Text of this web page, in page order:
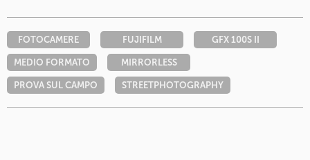
FOTOCAMERE FUJIFILM GFX 100S II
MEDIO FORMATO MIRRORLESS
PROVA SUL CAMPO STREETPHOTOGRAPHY